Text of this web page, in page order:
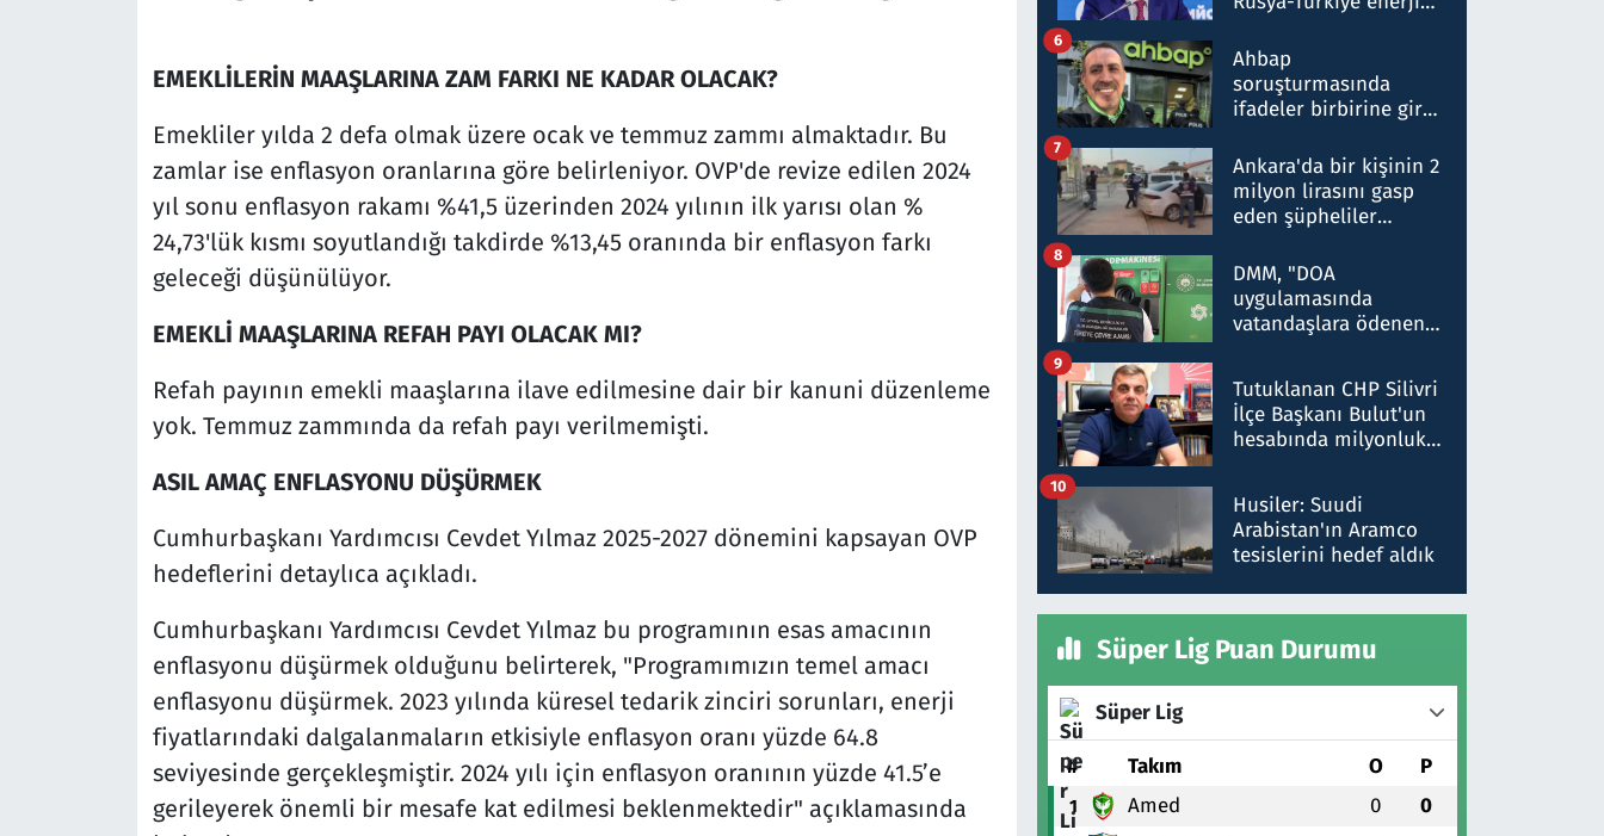
EMEKLİLERİN MAAŞLARINA ZAM FARKI NE KADAR OLACAK?
Emekliler yılda 2 defa olmak üzere ocak ve temmuz zammı almaktadır. Bu
zamlar ise enflasyon oranlarına göre belirleniyor. OVP'de revize edilen 2024
yıl sonu enflasyon rakamı %41,5 üzerinden 2024 yılının ilk yarısı olan %
24,73'lük kısmı soyutlandığı takdirde %13,45 oranında bir enflasyon farkı
geleceği düşünülüyor.
EMEKLİ MAAŞLARINA REFAH PAYI OLACAK MI?
Refah payının emekli maaşlarına ilave edilmesine dair bir kanuni düzenleme
yok. Temmuz zammında da refah payı verilmemişti.
ASIL AMAÇ ENFLASYONU DÜŞÜRMEK
Cumhurbaşkanı Yardımcısı Cevdet Yılmaz 2025-2027 dönemini kapsayan OVP
hedeflerini detaylıca açıkladı.
Cumhurbaşkanı Yardımcısı Cevdet Yılmaz bu programının esas amacının
enflasyonu düşürmek olduğunu belirterek, "Programımızın temel amacı
enflasyonu düşürmek. 2023 yılında küresel tedarik zinciri sorunları, enerji
fiyatlarındaki dalgalanmaların etkisiyle enflasyon oranı yüzde 64.8
seviyesinde gerçekleşmiştir. 2024 yılı için enflasyon oranının yüzde 41.5’e
gerileyerek önemli bir mesafe kat edilmesi beklenmektedir" açıklamasında
nitelikte olduğunu
belirtti
Ahbap
soruşturmasında
ifadeler birbirine girdi:
ifadelerinden ortaya
çıkan tablo şok etti
6
Ankara'da bir kişinin 2
milyon lirasını gasp
eden şüpheliler
7
DMM, "DOA
uygulamasında
vatandaşlara ödenen
düşürüldüğü" iddiasını
yalanladı
8
Tutuklanan CHP Silivri
İlçe Başkanı Bulut'un
hesabında milyonluk
talimat verdi, ben
gönderdim
9
Husiler: Suudi
Arabistan'ın Aramco
tesislerini hedef aldık
10
Süper Lig Puan Durumu
Süper Lig
# Takım O P
1 Amed 0 0